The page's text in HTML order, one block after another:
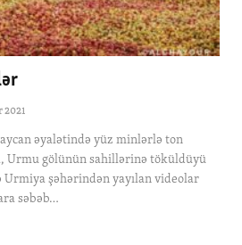
2021
əyalətində yüz minlərlə ton
Urmu gölünün sahillərinə töküldüyü
şəhərindən yayılan videolar
səbəb…